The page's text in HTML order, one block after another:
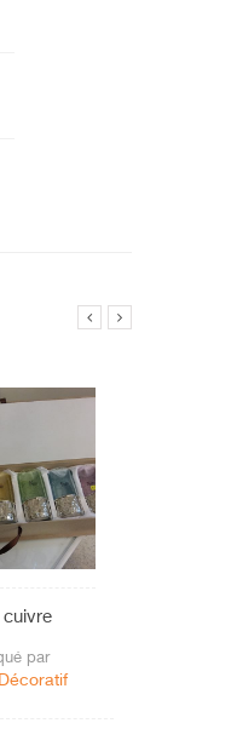
cuivre
par